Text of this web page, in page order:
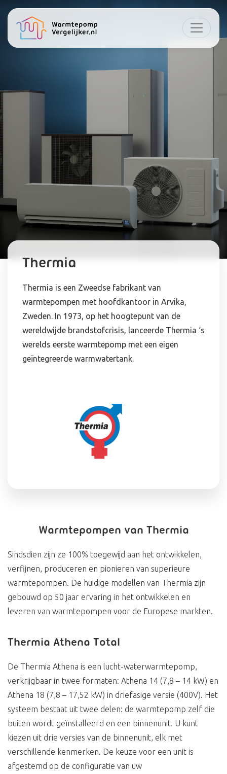
Thermia
Thermia is een Zweedse fabrikant van
warmtepompen met hoofdkantoor in Arvika,
Zweden. In 1973, op het hoogtepunt van de
wereldwijde brandstofcrisis, lanceerde Thermia ‘s
werelds eerste warmtepomp met een eigen
geïntegreerde warmwatertank.
Warmtepompen van Thermia
Sindsdien zijn ze 100% toegewijd aan het ontwikkelen,
verfijnen, produceren en pionieren van superieure
warmtepompen. De huidige modellen van Thermia zijn
gebouwd op 50 jaar ervaring in het ontwikkelen en
leveren van warmtepompen voor de Europese markten.
Thermia Athena Total
De Thermia Athena is een lucht-waterwarmtepomp,
verkrijgbaar in twee formaten: Athena 14 (7,8 – 14 kW) en
Athena 18 (7,8 – 17,52 kW) in driefasige versie (400V). Het
systeem bestaat uit twee delen: de warmtepomp zelf die
buiten wordt geïnstalleerd en een binnenunit. U kunt
kiezen uit drie versies van de binnenunit, elk met
verschillende kenmerken. De keuze voor een unit is
afgestemd op de configuratie van uw